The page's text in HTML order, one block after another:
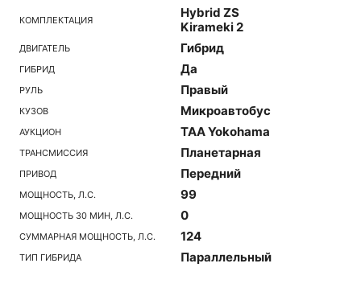
КОМПЛЕКТАЦИЯ
Hybrid ZS
Kirameki 2
ДВИГАТЕЛЬ Гибрид
ГИБРИД Да
РУЛЬ Правый
КУЗОВ Микроавтобус
АУКЦИОН TAA Yokohama
ТРАНСМИССИЯ Планетарная
ПРИВОД Передний
МОЩНОСТЬ, Л.С. 99
МОЩНОСТЬ 30 МИН, Л.С. 0
СУММАРНАЯ МОЩНОСТЬ, Л.С. 124
ТИП ГИБРИДА Параллельный